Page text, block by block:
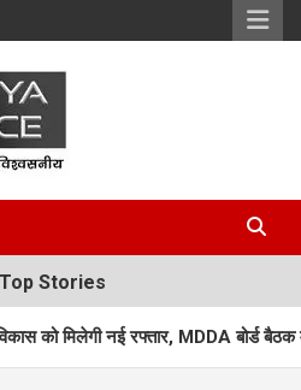
Top Stories
बोर्ड बैठक में 25 महत्वपूर्ण प्रस्तावों